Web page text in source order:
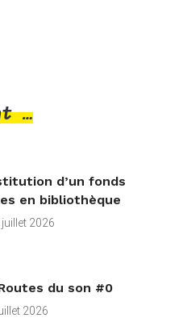
…
d’un fonds
en bibliothèque
juillet 2026
du son #0
2026